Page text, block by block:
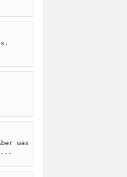
was